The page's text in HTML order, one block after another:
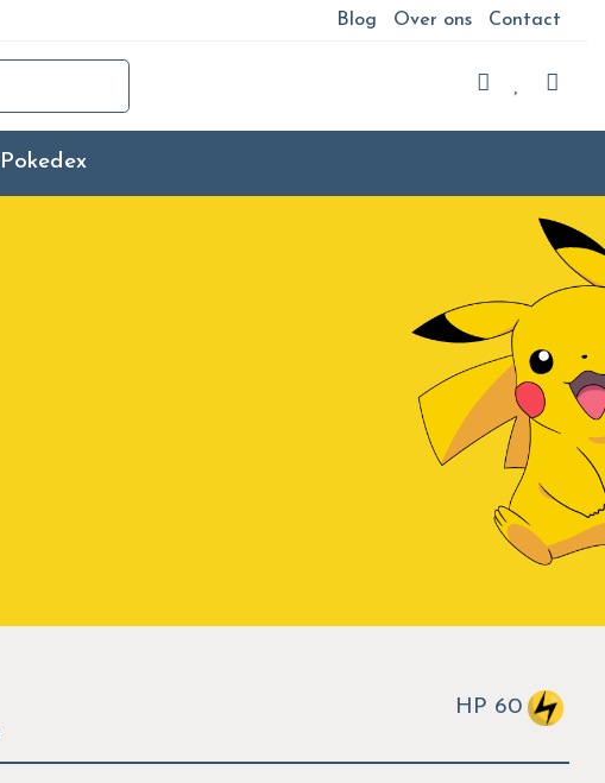
Blog Over ons Contact
Pokedex
HP 60